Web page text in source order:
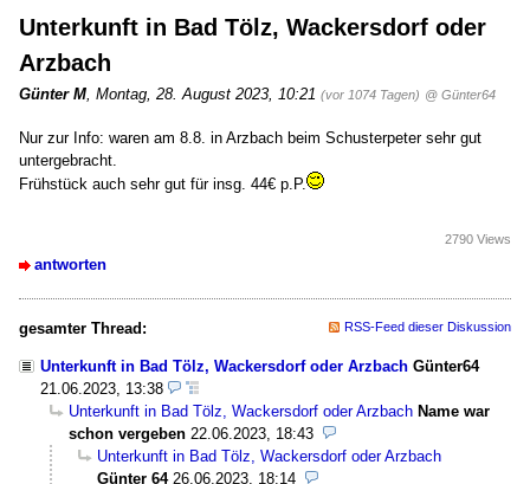
Unterkunft in Bad Tölz, Wackersdorf oder
Arzbach
Günter M Montag, 28. August 2023, 10:21 (vor 1074 Tagen) @ Günter64
Nur zur Info: waren am 8.8. in Arzbach beim Schusterpeter sehr gut
untergebracht.
Frühstück auch sehr gut für insg. 44€ p.P.
antworten
2790 Views
gesamter Thread: RSS-Feed dieser Diskussion
Unterkunft in Bad Tölz, Wackersdorf oder Arzbach Günter64
21.06.2023, 13:38
Unterkunft in Bad Tölz, Wackersdorf oder Arzbach Name war
schon vergeben 22.06.2023, 18:43
Unterkunft in Bad Tölz, Wackersdorf oder Arzbach
Günter 64 26.06.2023, 18:14